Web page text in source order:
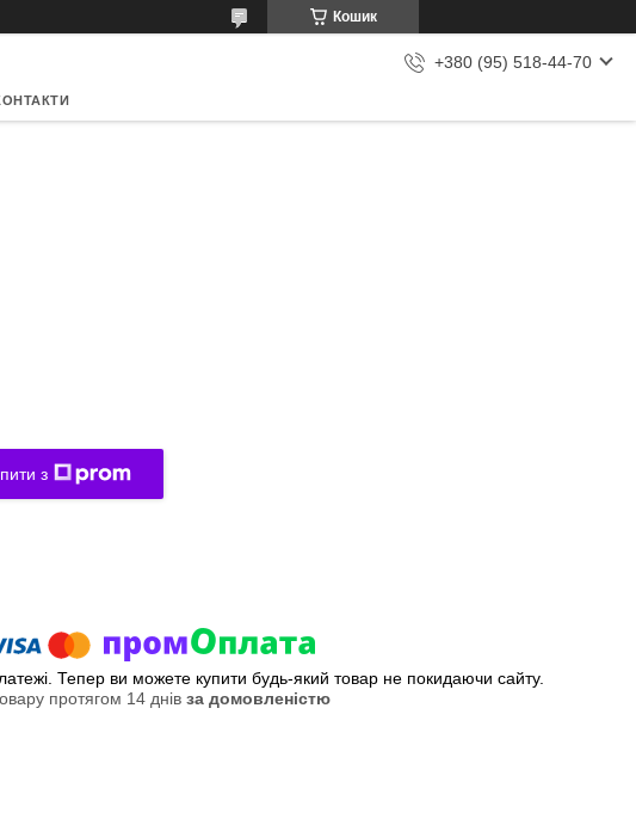
Кошик
+380 (95) 518-44-70
з
Тепер ви можете купити будь-який товар не покидаючи сайту.
протягом 14 днів за домовленістю